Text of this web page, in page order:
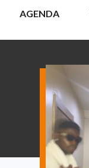
AGENDA